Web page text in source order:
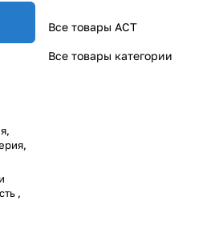
,
Все товары АСТ
Все товары категории